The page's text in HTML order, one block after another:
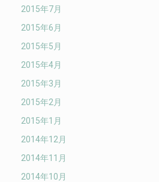
2015年7月
2015年6月
2015年5月
2015年4月
2015年3月
2015年2月
2015年1月
2014年12月
2014年11月
2014年10月